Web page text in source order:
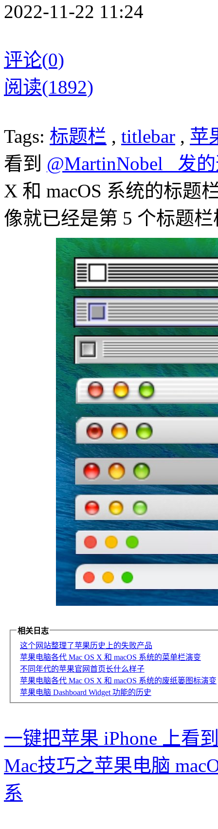
2022-11-22 11:24
评论(0)
阅读(1892)
Tags: 标题栏 , titlebar , 苹
看到 @MartinNobel_ 发
X 和 macOS 系统的标题
像就已经是第 5 个标题
相关日志
这个网站整理了苹果历史上的失败产品
苹果电脑各代 Mac OS X 和 macOS 系统的菜单栏演变
不同年代的苹果官网首页长什么样子
苹果电脑各代 Mac OS X 和 macOS 系统的废纸篓图标演变
苹果电脑 Dashboard Widget 功能的历史
一键把苹果 iPhone 上看
Mac技巧之苹果电脑
系